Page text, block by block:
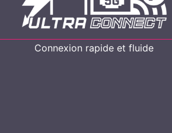
Connexion rapide et fluide